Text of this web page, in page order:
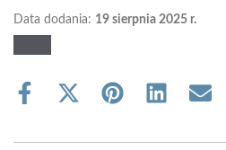
Data dodania: 19 sierpnia 2025 r.
Share
Share
(Twitter)
Share Share